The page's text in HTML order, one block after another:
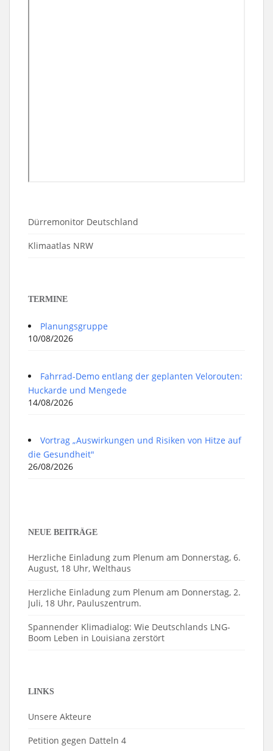
Dürremonitor Deutschland
Klimaatlas NRW
TERMINE
Planungsgruppe
10/08/2026
Fahrrad-Demo entlang der geplanten Velorouten:
Huckarde und Mengede
14/08/2026
Vortrag „Auswirkungen und Risiken von Hitze auf
die Gesundheit"
26/08/2026
NEUE BEITRÄGE
Herzliche Einladung zum Plenum am Donnerstag, 6.
August, 18 Uhr, Welthaus
Herzliche Einladung zum Plenum am Donnerstag, 2.
Juli, 18 Uhr, Pauluszentrum.
Spannender Klimadialog: Wie Deutschlands LNG-
Boom Leben in Louisiana zerstört
LINKS
Unsere Akteure
Petition gegen Datteln 4